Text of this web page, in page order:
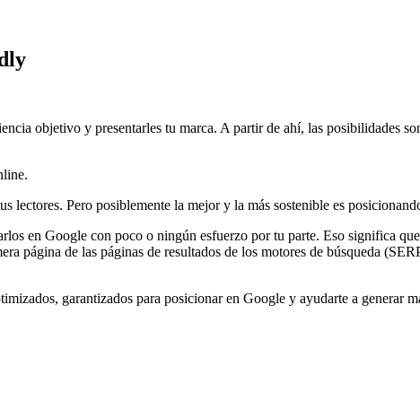
objetivo y presentarles tu marca. A partir de ahí, las posibilidades
Pero posiblemente la mejor y la más sostenible es
en Google con poco o ningún esfuerzo por tu parte. Eso significa
página de las páginas de resultados de los motores de búsqueda
garantizados para posicionar en Google y ayudarte a generar